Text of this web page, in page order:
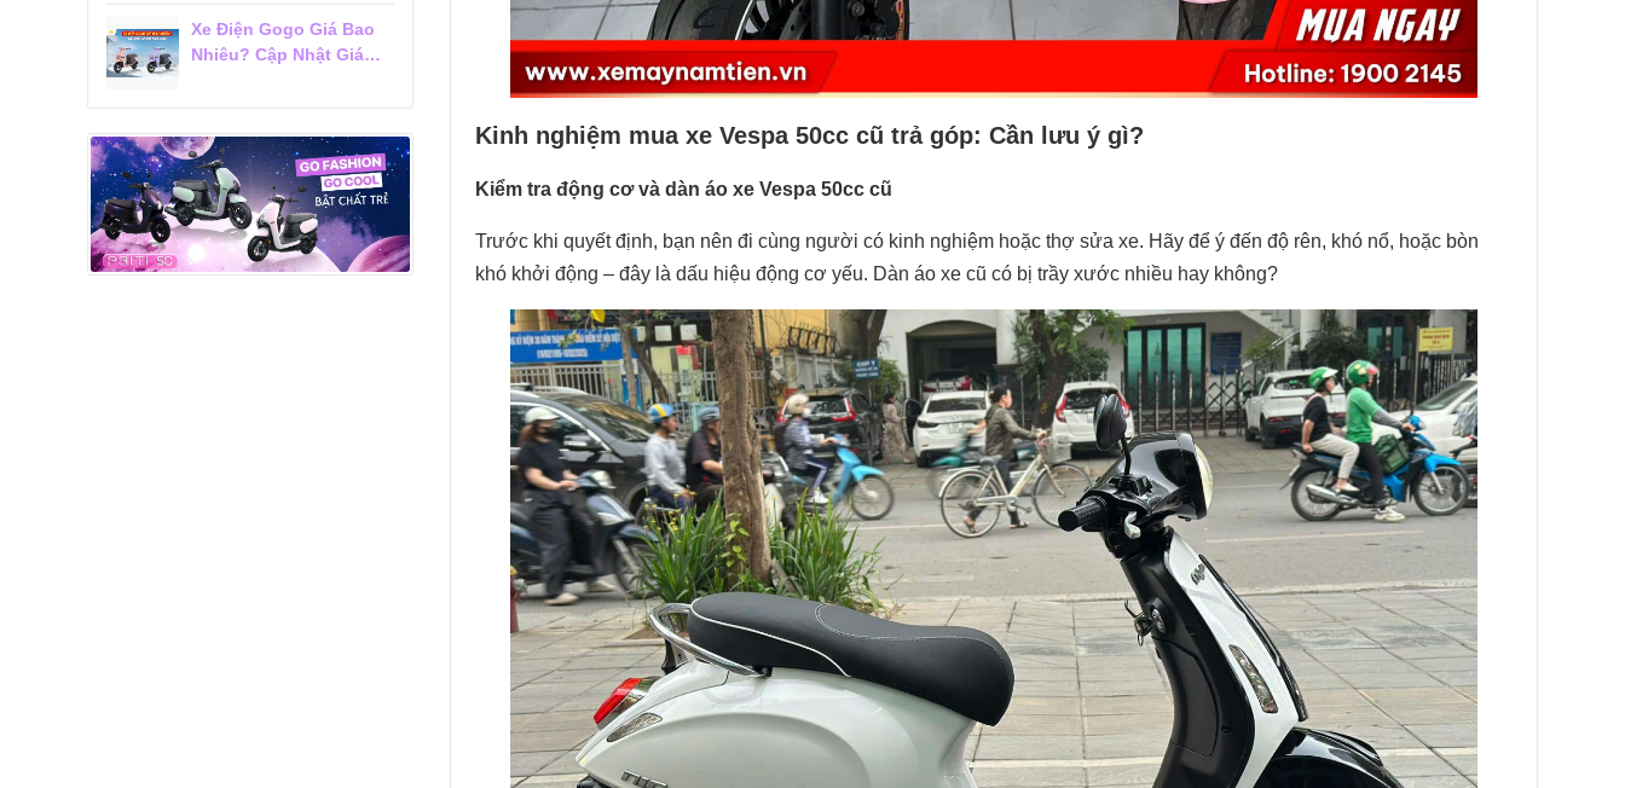
Kinh nghiệm mua xe Vespa 50cc cũ trả góp: Cần lưu ý gì?
Kiểm tra động cơ và dàn áo xe Vespa 50cc cũ
Trước khi quyết định, bạn nên đi cùng người có kinh nghiệm hoặc thợ sửa xe. Hãy để ý đến độ rên, khó nổ, hoặc bòn
khó khởi động – đây là dấu hiệu động cơ yếu. Dàn áo xe cũ có bị trầy xước nhiều hay không?
Xe Điện Gogo Giá Bao
Nhiêu? Cập Nhật Giá